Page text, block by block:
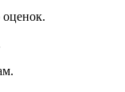
оценок.